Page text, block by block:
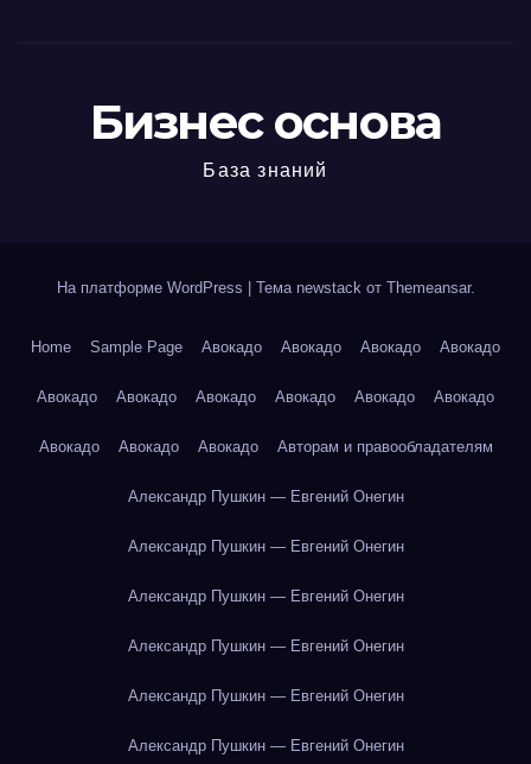
Бизнес основа
База знаний
На платформе WordPress Тема newstack от Themeansar.
Home Sample Page Авокадо Авокадо Авокадо Авокадо
Авокадо Авокадо Авокадо Авокадо Авокадо Авокадо
Авокадо Авокадо Авокадо Авторам и правообладателям
Александр Пушкин — Евгений Онегин
Александр Пушкин — Евгений Онегин
Александр Пушкин — Евгений Онегин
Александр Пушкин — Евгений Онегин
Александр Пушкин — Евгений Онегин
Александр Пушкин — Евгений Онегин